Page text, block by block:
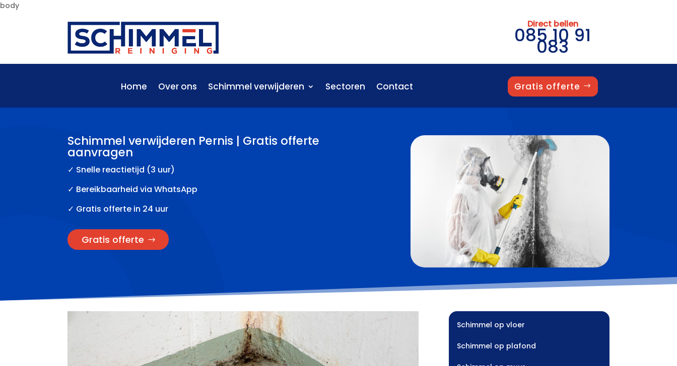
body
Direct bellen
085 10 91
083
Home Over ons Schimmel verwijderen Sectoren Contact Gratis offerte
Schimmel verwijderen Pernis | Gratis offerte
aanvragen
✓ Snelle reactietijd (3 uur)
✓ Bereikbaarheid via WhatsApp
✓ Gratis offerte in 24 uur
Gratis offerte
Schimmel op vloer
Schimmel op plafond